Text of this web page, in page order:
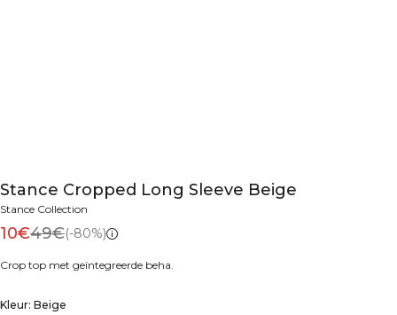
Stance Cropped Long Sleeve Beige
Stance Collection
10€49€(-80%)
Crop top met geïntegreerde beha.
Kleur: Beige